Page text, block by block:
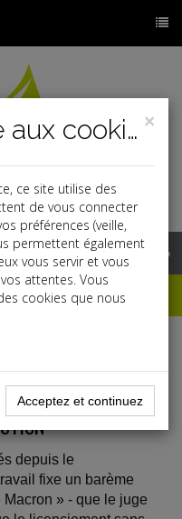
r
depuis le
fixe un barème
» - que le juge
×
Politique relative aux cookies
ce site utilise des
de vous connecter
préférences (veille,
permettent également
vous servir et vous
attentes. Vous
cookies que nous
Acceptez et continuez